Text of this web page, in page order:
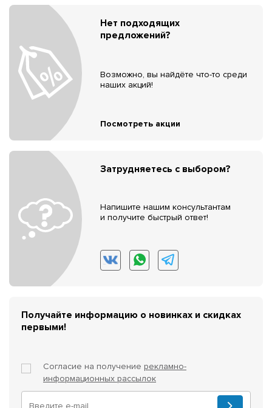
Нет подходящих
предложений?
Возможно, вы найдёте что-то среди
наших акций!
Посмотреть акции
Затрудняетесь с выбором?
Напишите нашим консультантам
и получите быстрый ответ!
Получайте информацию о новинках и скидках
первыми!
Согласие на получение рекламно-
информационных рассылок